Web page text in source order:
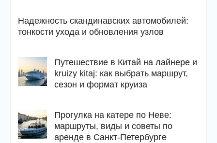
Надежность скандинавских автомобилей:
тонкости ухода и обновления узлов
Путешествие в Китай на лайнере и
kruizy kitaj: как выбрать маршрут,
сезон и формат круиза
Прогулка на катере по Неве:
маршруты, виды и советы по
аренде в Санкт-Петербурге